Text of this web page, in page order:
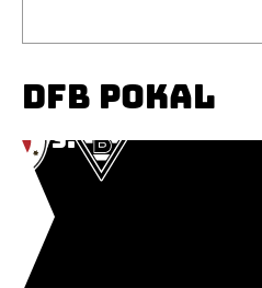
DFB POKAL